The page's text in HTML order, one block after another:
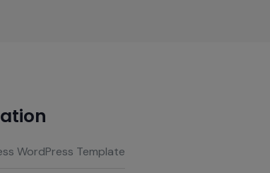
WordPress Template